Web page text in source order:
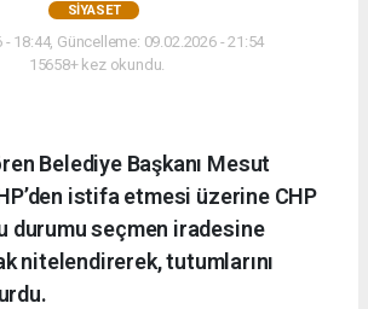
SIYASET
- 18:44, Güncelleme: 09.02.2026 - 21:54
15658+ kez okundu.
Belediye Başkanı Mesut
istifa etmesi üzerine CHP
durumu seçmen iradesine
nitelendirerek, tutumlarını